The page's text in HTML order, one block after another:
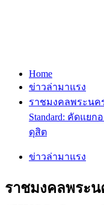
Home
ข่าวล่ามาแรง
ราชมงคลพระนคร
Standard: คัดแย
ดุสิต
ข่าวล่ามาแรง
ราชมงคลพระน